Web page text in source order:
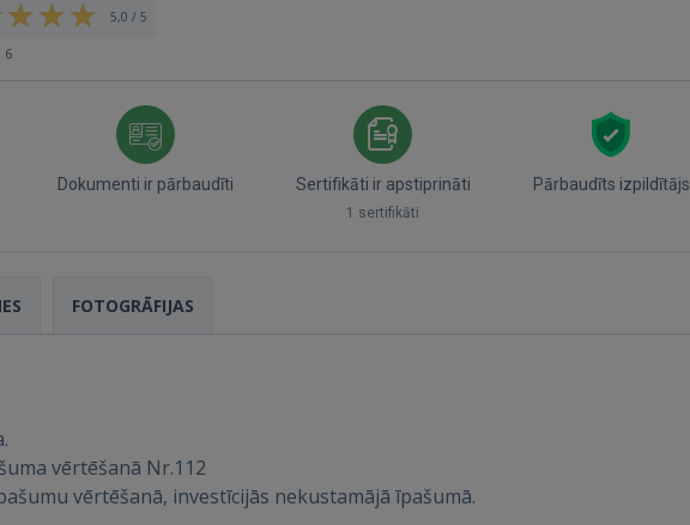
IENĀKT
5,0 / 5
6
Dokumenti ir pārbaudīti Sertifikāti ir apstiprināti
1 sertifikāti
Pārbaudīts izpildītājs
FOTOGRĀFIJAS
vērtēšanā Nr.112
vērtēšanā, investīcijās nekustamājā īpašumā.